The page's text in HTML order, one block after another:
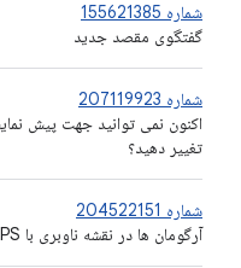
شماره 155621385
گفتگوی مقصد جدید
شماره 207119923
تغییر دهید؟
شماره 204522151
آرگومان ها در نقشه ناوبری با CAPS